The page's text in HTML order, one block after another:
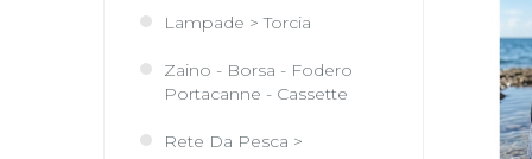
Lampade > Torcia
Zaino - Borsa - Fodero
Portacanne - Cassette
Rete Da Pesca >